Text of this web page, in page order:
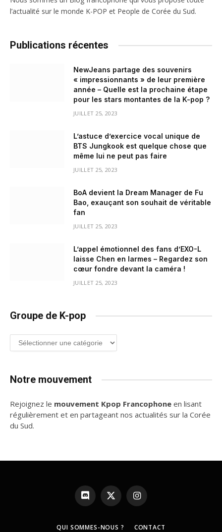
l’actualité sur le monde K-POP et People de Corée du Sud.
Publications récentes
NewJeans partage des souvenirs
« impressionnants » de leur première
année – Quelle est la prochaine étape
pour les stars montantes de la K-pop ?
JUILLET 25, 2023
L’astuce d’exercice vocal unique de
BTS Jungkook est quelque chose que
même lui ne peut pas faire
JUILLET 25, 2023
BoA devient la Dream Manager de Fu
Bao, exauçant son souhait de véritable
fan
JUILLET 25, 2023
L’appel émotionnel des fans d’EXO-L
laisse Chen en larmes – Regardez son
cœur fondre devant la caméra !
JUILLET 25, 2023
Groupe de K-pop
Groupe
de
Notre mouvement
Rejoignez le mouvement Kpop Francophone en lisant
régulièrement et en partageant nos actualités sur la Corée
du Sud.
Discord X
(Twitter)
Instagram
QUI SOMMES-NOUS ? CONTACT